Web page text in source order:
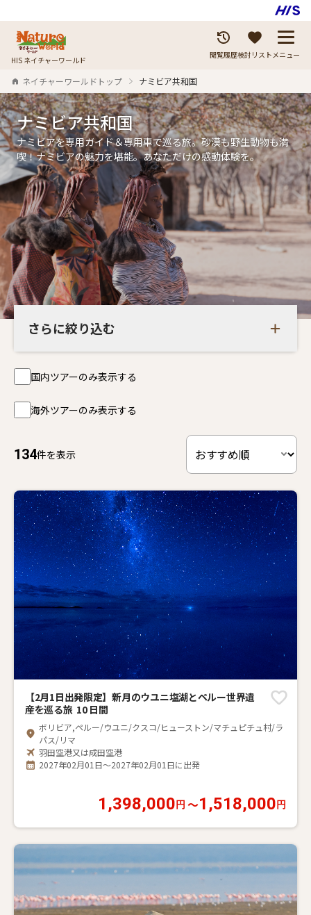
HIS ネイチャーワールド 閲覧履歴検討リストメニュー
ネイチャーワールドトップ ナミビア共和国
ナミビア共和国
ナミビアを専用ガイド＆専用車で巡る旅。砂漠も野生動物も満
喫！ナミビアの魅力を堪能。あなただけの感動体験を。
さらに絞り込む
国内ツアーのみ表示する
海外ツアーのみ表示する
134件を表示
【2月1日出発限定】新月のウユニ塩湖とペルー世界遺
産を巡る旅 10 日間
ボリビア,ペルー/ウユニ/クスコ/ヒューストン/マチュピチュ村/ラ
パス/リマ
羽田空港又は成田空港
2027年02月01日～2027年02月01日に出発
1,398,000 円 〜1,518,000 円